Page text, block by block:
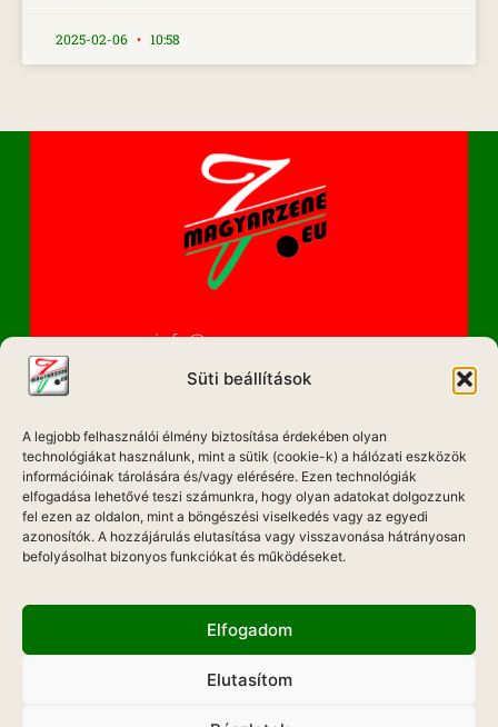
Süti beállítások
A legjobb felhasználói élmény biztosítása érdekében olyan
technológiákat használunk, mint a sütik (cookie-k) a hálózati eszközök
információinak tárolására és/vagy elérésére. Ezen technológiák
elfogadása lehetővé teszi számunkra, hogy olyan adatokat dolgozzunk
fel ezen az oldalon, mint a böngészési viselkedés vagy az egyedi
azonosítók. A hozzájárulás elutasítása vagy visszavonása hátrányosan
befolyásolhat bizonyos funkciókat és működéseket.
Elfogadom
Elutasítom
2025-02-06 10:58
info@magyarzene.eu
IMPRESSZUM
ETIKAI KÓDEX
MÉDIA AJÁNLAT
ADATKEZELÉSI NYILATKOZAT
Hadd Szóljon!